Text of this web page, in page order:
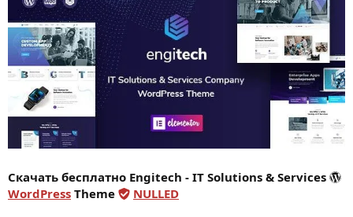
Скачать бесплатно Engitech - IT Solutions & Services
WordPress Theme NULLED